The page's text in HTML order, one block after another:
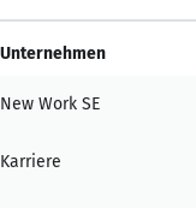
Unternehmen
New Work SE
Karriere